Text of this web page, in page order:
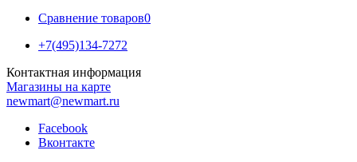
Сравнение товаров0
+7(495)134-7272
Контактная информация
Магазины на карте
newmart@newmart.ru
Facebook
Вконтакте